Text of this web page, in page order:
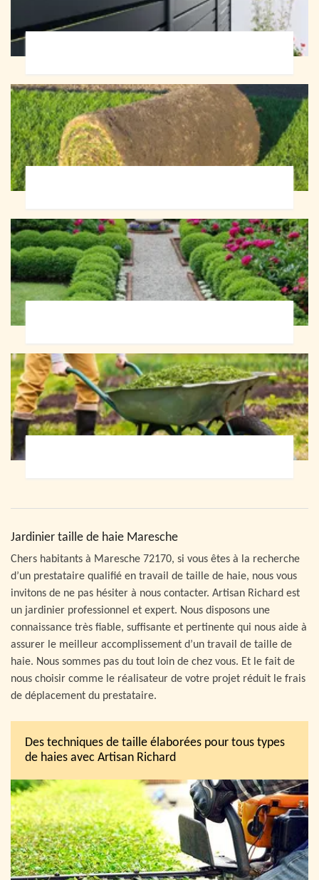
Jardinier taille de haie Maresche
Chers habitants à Maresche 72170, si vous êtes à la recherche
d’un prestataire qualifié en travail de taille de haie, nous vous
invitons de ne pas hésiter à nous contacter. Artisan Richard est
un jardinier professionnel et expert. Nous disposons une
connaissance très fiable, suffisante et pertinente qui nous aide à
assurer le meilleur accomplissement d’un travail de taille de
haie. Nous sommes pas du tout loin de chez vous. Et le fait de
nous choisir comme le réalisateur de votre projet réduit le frais
de déplacement du prestataire.
Des techniques de taille élaborées pour tous types
de haies avec Artisan Richard